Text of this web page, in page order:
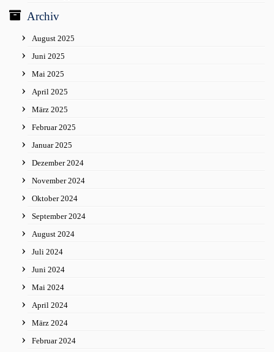
Archiv
August 2025
Juni 2025
Mai 2025
April 2025
März 2025
Februar 2025
Januar 2025
Dezember 2024
November 2024
Oktober 2024
September 2024
August 2024
Juli 2024
Juni 2024
Mai 2024
April 2024
März 2024
Februar 2024